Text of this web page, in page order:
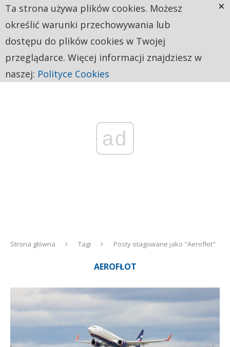
ad
Strona główna Tagi Posty otagowane jako "Aerofłot"
AEROFŁOT
Ta strona używa plików cookies. Możesz
określić warunki przechowywania lub
dostępu do plików cookies w Twojej
przeglądarce. Więcej informacji znajdziesz w
naszej: Polityce Cookies
×